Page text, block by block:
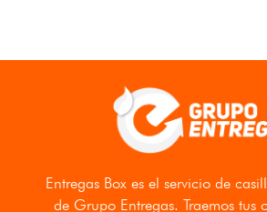
Entregas Box es el servicio de
de Grupo Entregas. Traemos tus